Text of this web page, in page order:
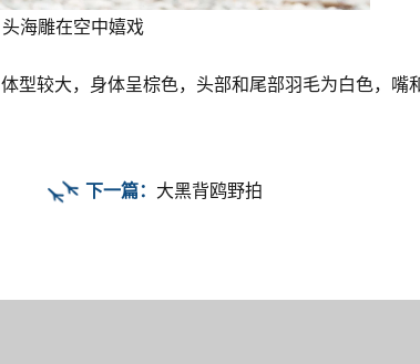
海雕在空中嬉戏
型较大，身体呈棕色，头部和尾部羽毛为白色，嘴
下一篇： 大黑背鸥野拍